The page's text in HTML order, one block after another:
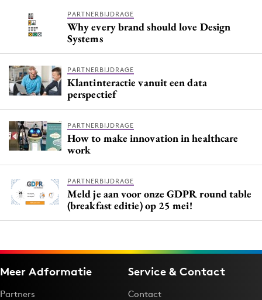
PARTNERBIJDRAGE
Why every brand should love Design
Systems
PARTNERBIJDRAGE
Klantinteractie vanuit een data
perspectief
PARTNERBIJDRAGE
How to make innovation in healthcare
work
PARTNERBIJDRAGE
Meld je aan voor onze GDPR round table
(breakfast editie) op 25 mei!
Meer Adformatie
Partners
Service & Contact
Contact